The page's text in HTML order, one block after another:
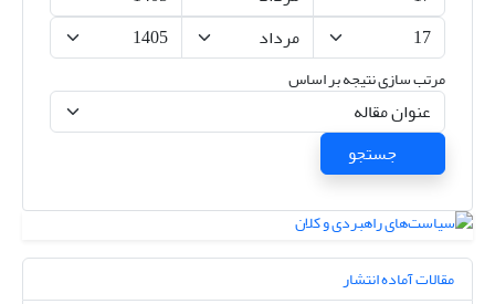
مرتب سازی نتیجه بر اساس
جستجو
مقالات آماده انتشار